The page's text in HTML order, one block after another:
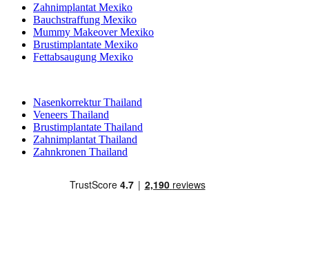
Zahnimplantat Mexiko
Bauchstraffung Mexiko
Mummy Makeover Mexiko
Brustimplantate Mexiko
Fettabsaugung Mexiko
Nasenkorrektur Thailand
Veneers Thailand
Brustimplantate Thailand
Zahnimplantat Thailand
Zahnkronen Thailand